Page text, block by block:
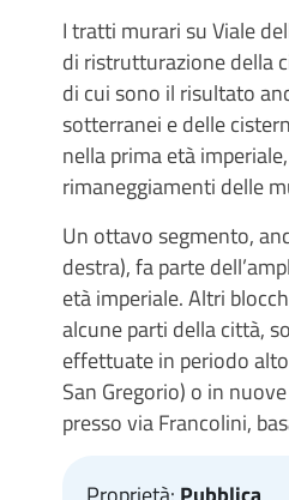
I tratti murari su Viale
di ristrutturazione della
di cui sono il risultato
sotterranei e delle
nella prima età
rimaneggiamenti delle
Un ottavo segmento,
destra), fa parte
età imperiale. Altri
alcune parti della città,
effettuate in periodo
San Gregorio) o in
presso via Francolini,